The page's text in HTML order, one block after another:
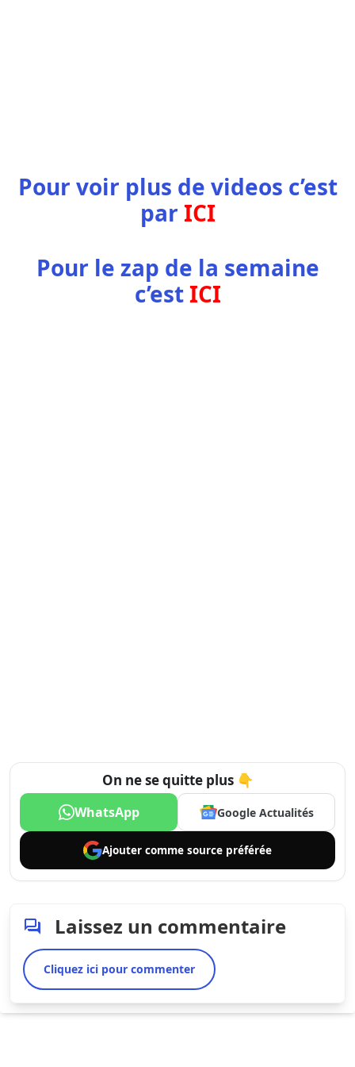
Pour voir plus de videos c’est
par ICI
Pour le zap de la semaine
c’estICI
On ne se quitte plus 👇
WhatsApp Google Actualités
Ajouter comme source préférée
Laissez un commentaire
Cliquez ici pour commenter